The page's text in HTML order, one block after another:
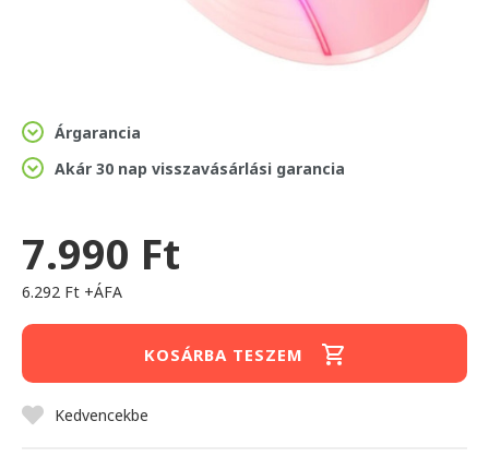
Árgarancia
Akár 30 nap visszavásárlási garancia
7.990 Ft
6.292 Ft +ÁFA
KOSÁRBA TESZEM
Kedvencekbe